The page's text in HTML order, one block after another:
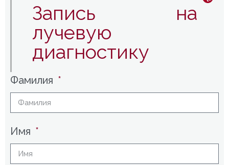
Запись на
лучевую
диагностику
Фамилия
Имя